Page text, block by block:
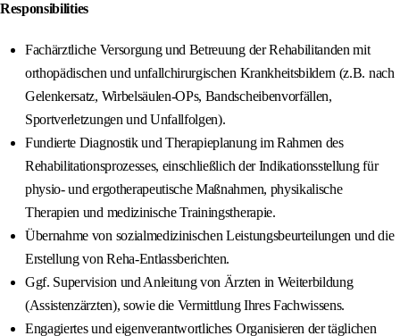
Responsibilities
Fachärztliche Versorgung und Betreuung der Rehabilitanden mit
orthopädischen und unfallchirurgischen Krankheitsbildern (z.B. nach
Gelenkersatz, Wirbelsäulen-OPs, Bandscheibenvorfällen,
Sportverletzungen und Unfallfolgen).
Fundierte Diagnostik und Therapieplanung im Rahmen des
Rehabilitationsprozesses, einschließlich der Indikationsstellung für
physio- und ergotherapeutische Maßnahmen, physikalische
Therapien und medizinische Trainingstherapie.
Übernahme von sozialmedizinischen Leistungsbeurteilungen und die
Erstellung von Reha-Entlassberichten.
Ggf. Supervision und Anleitung von Ärzten in Weiterbildung
(Assistenzärzten), sowie die Vermittlung Ihres Fachwissens.
Engagiertes und eigenverantwortliches Organisieren der täglichen